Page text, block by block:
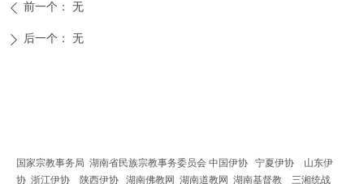
ꄴ 前一个： 无
ꄲ 后一个： 无
国家宗教事务局 湖南省民族宗教事务委员会中国伊协 宁夏伊协
山东伊
协 浙江伊协 陕西伊协 湖南佛教网 湖南道教网 湖南基督教 三湘统战